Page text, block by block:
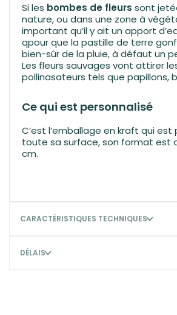
Si les bombes de fleurs sont
nature, ou dans une zone à
important qu’il y ait un apport
qpour que la pastille de terre
bien-sûr de la pluie, à défaut un
Les fleurs sauvages vont attirer
pollinasateurs tels que papillons,
Ce qui est personnalisé
C’est l’emballage en kraft qui est
toute sa surface, son format est
cm.
CARACTÉRISTIQUES TECHNIQUES
DÉLAIS